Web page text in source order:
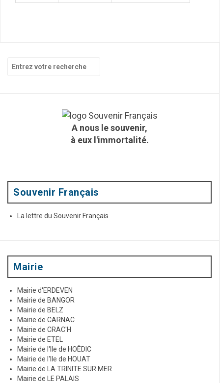
r
A nous le souvenir,
à eux l'immortalité.
Souvenir Français
La lettre du Souvenir Français
Mairie
Mairie d'ERDEVEN
Mairie de BANGOR
Mairie de BELZ
Mairie de CARNAC
Mairie de CRAC'H
Mairie de ETEL
Mairie de l'Ile de HOËDIC
Mairie de l'Ile de HOUAT
Mairie de LA TRINITE SUR MER
Mairie de LE PALAIS